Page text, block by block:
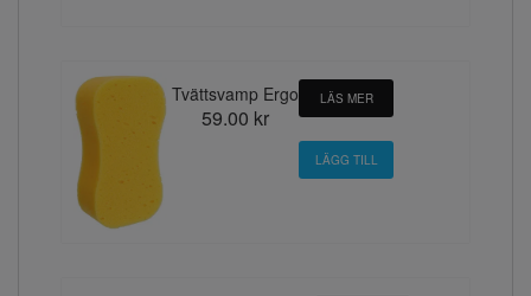
Tvättsvamp Ergo
59.00 kr
LÄS MER